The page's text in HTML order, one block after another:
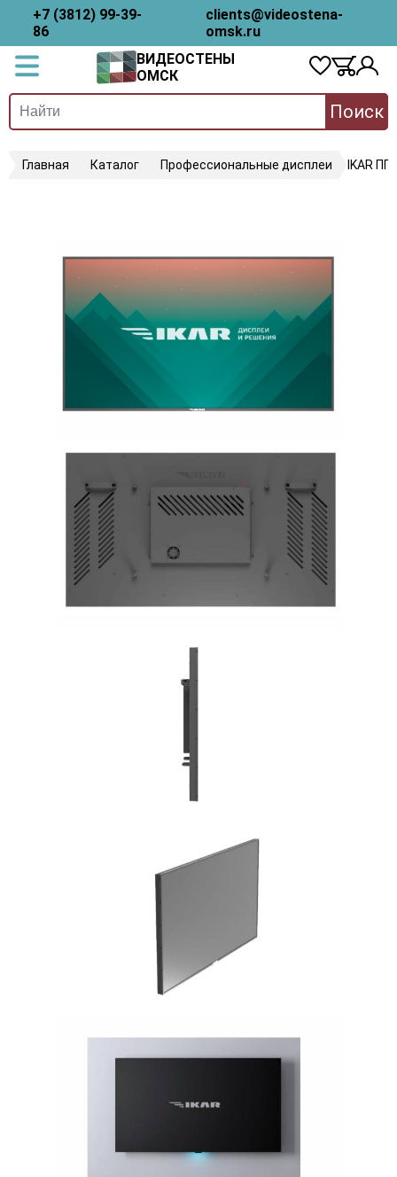
+7 (3812) 99-39-
86
clients@videostena-
omsk.ru
ВИДЕОСТЕНЫ
ОМСК
Поиск
Главная Каталог Профессиональные дисплеи IKAR